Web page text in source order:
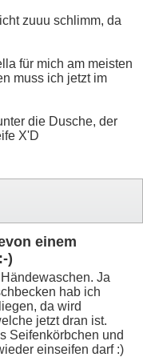
zuuu schlimm, da
für mich am meisten
muss ich jetzt im
die Dusche, der
X'D
einem
)
Ja
hab ich
da wird
jetzt dran ist.
Seifenkörbchen und
einseifen darf :)